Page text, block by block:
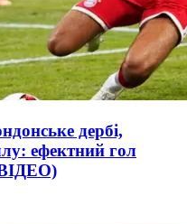
дербі,
ефектний гол